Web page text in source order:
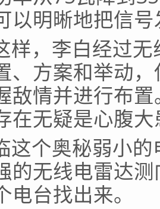
以明晰地把信
，李白经过无
、方案和举动
敌情并进行布
在无疑是心腹
个奥秘弱小的
的无线电雷达
台找出来。